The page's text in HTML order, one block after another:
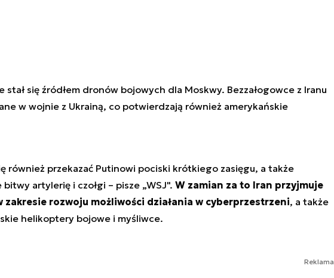
stał się źródłem dronów bojowych dla Moskwy. Bezzałogowce z Iranu
w wojnie z Ukrainą, co potwierdzają również amerykańskie
również przekazać Putinowi pociski krótkiego zasięgu, a także
bitwy artylerię i czołgi – pisze „WSJ". W zamian za to Iran przyjmuje
zakresie rozwoju możliwości działania w cyberprzestrzeni, a także
helikoptery bojowe i myśliwce.
Reklama